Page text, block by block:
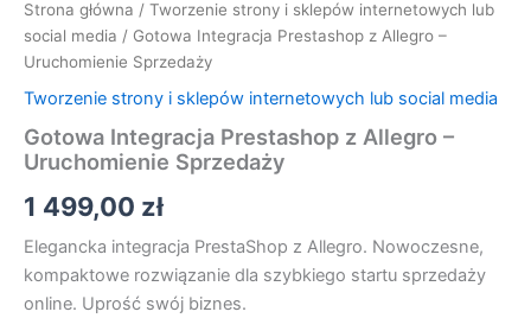
Strona główna / Tworzenie strony i sklepów internetowych lub
social media / Gotowa Integracja Prestashop z Allegro –
Uruchomienie Sprzedaży
Tworzenie strony i sklepów internetowych lub social media
Gotowa Integracja Prestashop z Allegro –
Uruchomienie Sprzedaży
1 499,00 zł
Elegancka integracja PrestaShop z Allegro. Nowoczesne,
kompaktowe rozwiązanie dla szybkiego startu sprzedaży
online. Uprość swój biznes.